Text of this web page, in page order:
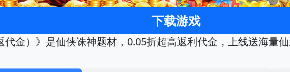
下载游戏
代金）》是仙侠诛神题材，0.05折超高返利代金，上线送海量